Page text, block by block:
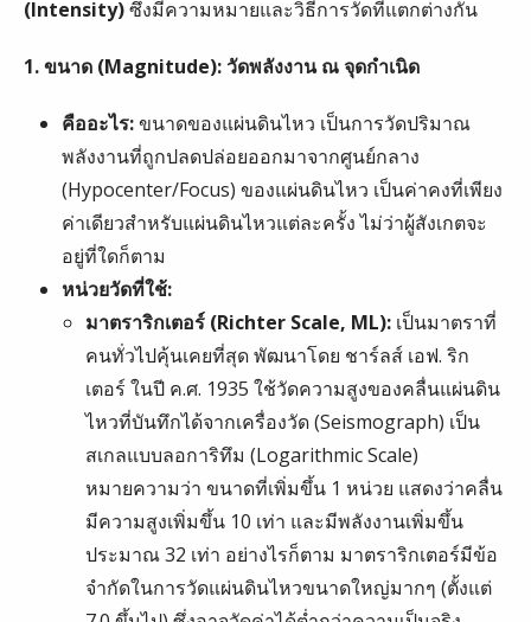
(Intensity)ซึ่งมีความหมายและวิธีการวัดที่แตกต่างกัน
1. ขนาด (Magnitude): วัดพลังงาน ณ จุดกำเนิด
คืออะไร:ขนาดของแผ่นดินไหว เป็นการวัดปริมาณ
พลังงานที่ถูกปลดปล่อยออกมาจากศูนย์กลาง
(Hypocenter/Focus) ของแผ่นดินไหว เป็นค่าคงที่เพียง
ค่าเดียวสำหรับแผ่นดินไหวแต่ละครั้ง ไม่ว่าผู้สังเกตจะ
อยู่ที่ใดก็ตาม
หน่วยวัดที่ใช้:
มาตราริกเตอร์ (Richter Scale, ML): เป็นมาตราที่
คนทั่วไปคุ้นเคยที่สุด พัฒนาโดย ชาร์ลส์ เอฟ. ริก
เตอร์ ในปี ค.ศ. 1935 ใช้วัดความสูงของคลื่นแผ่นดิน
ไหวที่บันทึกได้จากเครื่องวัด (Seismograph) เป็น
สเกลแบบลอการิทึม (Logarithmic Scale)
หมายความว่า ขนาดที่เพิ่มขึ้น 1 หน่วย แสดงว่าคลื่น
มีความสูงเพิ่มขึ้น 10 เท่า และมีพลังงานเพิ่มขึ้น
ประมาณ 32 เท่า อย่างไรก็ตาม มาตราริกเตอร์มีข้อ
จำกัดในการวัดแผ่นดินไหวขนาดใหญ่มากๆ (ตั้งแต่